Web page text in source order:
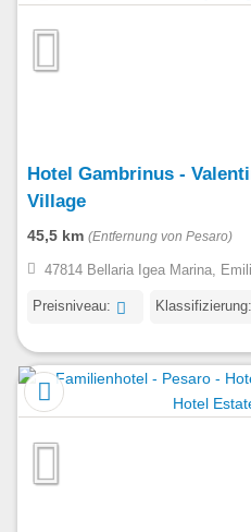
Hotel Gambrinus -
Village
45,5 km (Entfernung von Pesaro)
47814 Bellaria Igea Marina,
Preisniveau: Klassifizierung: